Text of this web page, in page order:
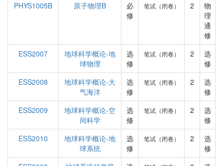
PHYS1005B
原子物理B
必
修
笔试（闭卷） 2
物
理
通
修
ESS2007
地球科学概论-地
球物理
选
修
笔试（闭卷） 2
选
修
ESS2008
地球科学概论-大
气海洋
选
修
笔试（闭卷） 2
选
修
ESS2009
地球科学概论-空
间科学
选
修
笔试（闭卷） 2
选
修
ESS2010
地球科学概论-地
球系统
选
修
笔试（闭卷） 2
选
修